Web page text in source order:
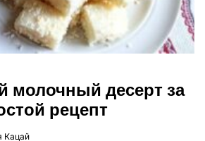
молочный десерт за
рецепт
Кацай